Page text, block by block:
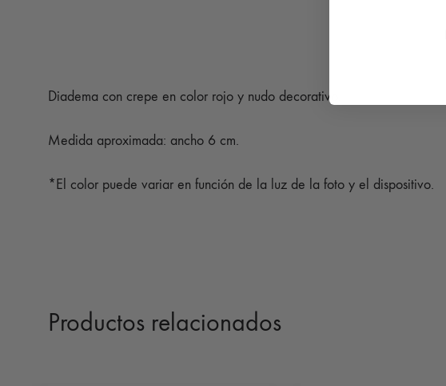
Diadema con crepe en color rojo y nudo decorativo.
Medida aproximada: ancho 6 cm.
*El color puede variar en función de la luz de la foto y el dispositivo.
Productos relacionados